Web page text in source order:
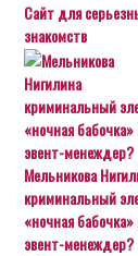
Сайт для
знакомств
Мельникова
криминальный
«ночная
эвент-менеждер?